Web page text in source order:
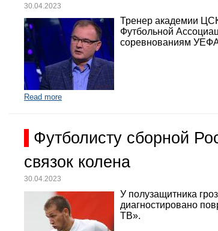
30.04.2023
Тренер академии
Футбольной
соревнованиям
Read more
Футболисту сборной
связок колена
30.04.2023
У полузащитника
диагностировано
ТВ».